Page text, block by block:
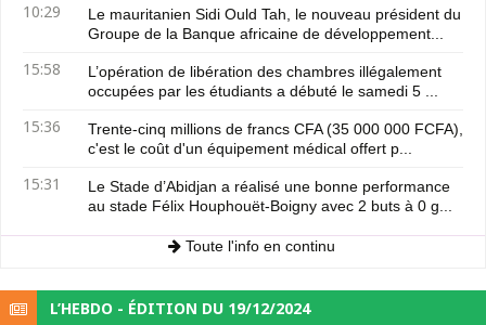
10:29
Le mauritanien Sidi Ould Tah, le nouveau président du
Groupe de la Banque africaine de développement...
15:58
L’opération de libération des chambres illégalement
occupées par les étudiants a débuté le samedi 5 ...
15:36
Trente-cinq millions de francs CFA (35 000 000 FCFA),
c'est le coût d'un équipement médical offert p...
15:31
Le Stade d’Abidjan a réalisé une bonne performance
au stade Félix Houphouët-Boigny avec 2 buts à 0 g...
Toute l'info en continu
L’HEBDO - ÉDITION DU 19/12/2024